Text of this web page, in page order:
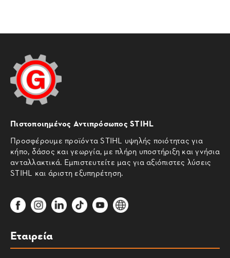
Πιστοποιημένος Αντιπρόσωπος STIHL
Προσφέρουμε προϊόντα STIHL υψηλής ποιότητας για
κήπο, δάσος και γεωργία, με πλήρη υποστήριξη και γνήσια
ανταλλακτικά. Εμπιστευτείτε μας για αξιόπιστες λύσεις
STIHL και άριστη εξυπηρέτηση.
Εταιρεία